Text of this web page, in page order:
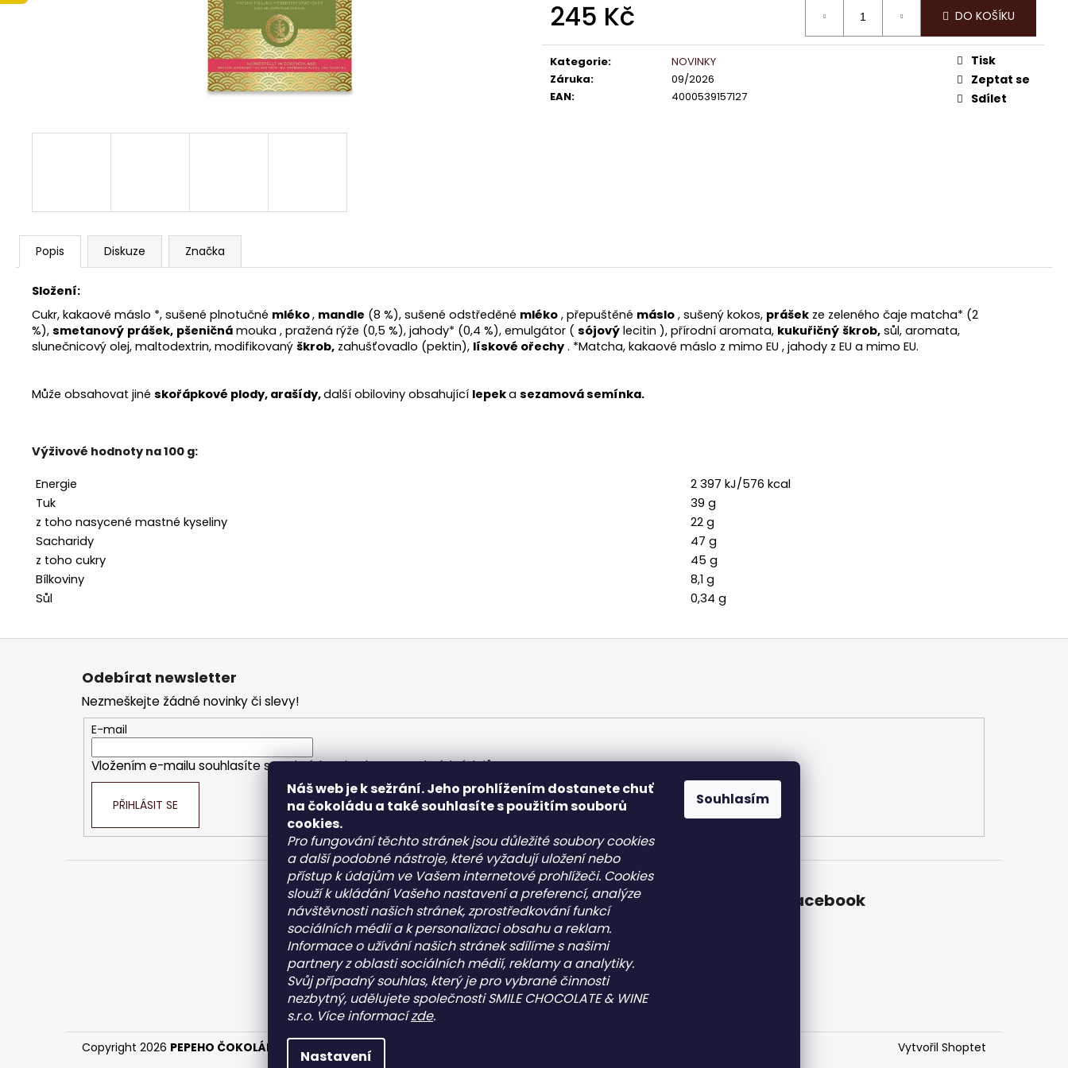
Náš web je k sežrání. Jeho prohlížením dostanete chuť
na čokoládu a také souhlasíte s použitím souborů
cookies.
Pro fungování těchto stránek jsou důležité soubory cookies
a další podobné nástroje, které vyžadují uložení nebo
přístup k údajům ve Vašem internetové prohlížeči. Cookies
slouží k ukládání Vašeho nastavení a preferencí, analýze
návštěvnosti našich stránek, zprostředkování funkcí
sociálních médií a k personalizaci obsahu a reklam.
Informace o užívání našich stránek sdílíme s našimi
partnery z oblasti sociálních médií, reklamy a analytiky.
Svůj případný souhlas, který je pro vybrané činnosti
nezbytný, udělujete společnosti SMILE CHOCOLATE & WINE
s.r.o. Více informacízde.
Nastavení
Souhlasím
245 Kč
cena:
DO KOŠÍKU
Kategorie:
NOVINKY
Záruka:
09/2026
EAN: 4000539157127
Tisk
Zeptat se
Sdílet
Popis Diskuze Značka
Složení:
Cukr, kakaové máslo *, sušené plnotučné mléko, mandle (8 %), sušené odstředěné mléko , přepuštěné máslo , sušený kokos, prášek ze zeleného čaje matcha* (2
%), smetanový prášek, pšeničná mouka , pražená rýže (0,5 %), jahody* (0,4 %), emulgátor ( sójový lecitin ), přírodní aromata, kukuřičný škrob, sůl, aromata,
slunečnicový olej, maltodextrin, modifikovaný škrob, zahušťovadlo (pektin), lískové ořechy . *Matcha, kakaové máslo z mimo EU , jahody z EU a mimo EU.
Může obsahovat jiné skořápkové plody, arašídy,další obiloviny obsahující lepeka sezamová semínka.
Výživové hodnoty na 100 g:
Energie
2 397 kJ/576 kcal
Tuk
39 g
z toho nasycené mastné kyseliny
22 g
Sacharidy
47 g
z toho cukry
45 g
Bílkoviny
8,1 g
Sůl
0,34 g
LINDT LINDOR PRALINKY BÍLÁ ČOKOLÁDA
12,5G (8 KS 100G 104,-)(4 KS 50G 52,-)
LINDOR PRALINKY HOŘKÁ ČOKOLÁDA
60% 12,5G
13 Kč
ČOKOLÁDKY LINDT EXCELLENCE 70%
KAKAA 5,5 G
Z
Odebírat newsletter
Nezmeškejte žádné novinky či slevy!
E-mail
Vložením e-mailu souhlasíte spodmínkami ochrany osobních údajů
PŘIHLÁSIT SE
Kontakt
info@pepehocokolady.cz
+420702085600
+420702085600
Pepeho čokolády
pepehocokolady.cz
Informace pro vás
Kontakt
Obchodní podmínky
Podmínky ochrany osobních
údajů - GDPR
Facebook
Vytvořil Shoptet
Copyright 2026 PEPEHO ČOKOLÁDY s.r.o. . Všechna práva vyhrazena.